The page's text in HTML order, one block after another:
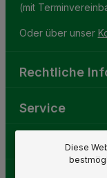
(mit
Oder über unser
Rechtliche
Service
Gartenwelt
Diese